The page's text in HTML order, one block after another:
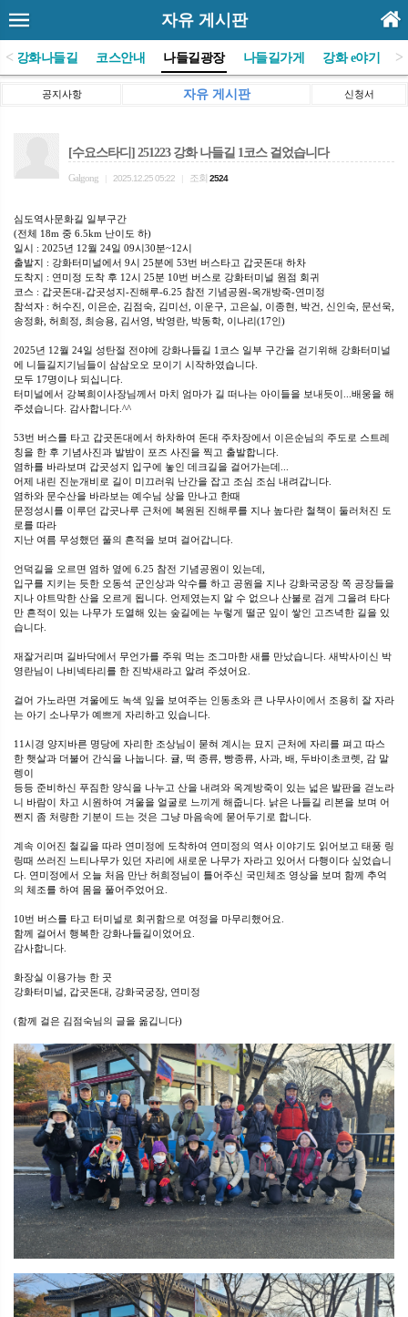
자유 게시판
<)강화나들길 코스안내 나들길광장 나들길가게 강화 e야기 >
공지사항 자유 게시판 신청서
[수요스타디] 251223 강화 나들길 1코스 걸었습니다
Galgong 2025.12.25 05:22 조회 2524
심도역사문화길 일부구간
(전체 18m 중 6.5km 난이도 하)
일시 : 2025년 12월 24일 09시30분~12시
출발지 : 강화터미널에서 9시 25분에 53번 버스타고 갑곳돈대 하차
도착지 : 연미정 도착 후 12시 25분 10번 버스로 강화터미널 원점 회귀
코스 : 갑곳돈대-갑곳성지-진해루-6.25 참전 기념공원-옥개방죽-연미정
참석자 : 허수진, 이은순, 김점숙, 김미선, 이운구, 고은실, 이종현, 박건, 신인숙, 문선욱,
송정화, 허희정, 최승용, 김서영, 박영란, 박동학, 이나리(17인)
2025년 12월 24일 성탄절 전야에 강화나들길 1코스 일부 구간을 걷기위해 강화터미널
에 니들길지기님들이 삼삼오오 모이기 시작하였습니다.
모두 17명이나 되십니다.
터미널에서 강복희이사장님께서 마치 엄마가 길 떠나는 아이들을 보내듯이...배웅을 해
주셨습니다. 감사합니다.^^
53번 버스를 타고 갑곳돈대에서 하차하여 돈대 주차장에서 이은순님의 주도로 스트레
칭을 한 후 기념사진과 발밤이 포즈 사진을 찍고 출발합니다.
염하를 바라보며 갑곳성지 입구에 놓인 데크길을 걸어가는데...
어제 내린 진눈개비로 길이 미끄러워 난간을 잡고 조심 조심 내려갑니다.
염하와 문수산을 바라보는 예수님 상을 만나고 한때
문정성시를 이루던 갑곳나루 근처에 복원된 진해루를 지나 높다란 철책이 둘러처진 도
로를 따라
지난 여름 무성했던 풀의 흔적을 보며 걸어갑니다.
언덕길을 오르면 염하 옆에 6.25 참전 기념공원이 있는데,
입구를 지키는 듯한 오동석 군인상과 악수를 하고 공원을 지나 강화국궁장 쪽 공장들을
지나 야트막한 산을 오르게 됩니다. 언제였는지 알 수 없으나 산불로 검게 그을려 타다
만 흔적이 있는 나무가 도열해 있는 숲길에는 누렇게 떨군 잎이 쌓인 고즈녁한 길을 있
습니다.
재잘거리며 길바닥에서 무언가를 주워 먹는 조그마한 새를 만났습니다. 새박사이신 박
영란님이 나비넥타리를 한 진박새라고 알려 주셨어요.
걸어 가노라면 겨울에도 녹색 잎을 보여주는 인동초와 큰 나무사이에서 조용히 잘 자라
는 아기 소나무가 예쁘게 자리하고 있습니다.
11시경 양지바른 명당에 자리한 조상님이 묻혀 계시는 묘지 근처에 자리를 펴고 따스
한 햇살과 더불어 간식을 나눕니다. 귤, 떡 종류, 빵종류, 사과, 배, 두바이초코렛, 감 말
렝이
등등 준비하신 푸짐한 양식을 나누고 산을 내려와 옥계방죽이 있는 넓은 발판을 걷노라
니 바람이 차고 시원하여 겨울을 얼굴로 느끼게 해줍니다. 낡은 나들길 리본을 보며 어
쩐지 좀 처량한 기분이 드는 것은 그냥 마음속에 묻어두기로 합니다.
계속 이어진 철길을 따라 연미정에 도착하여 연미정의 역사 이야기도 읽어보고 태풍 링
링때 쓰러진 느티나무가 있던 자리에 새로운 나무가 자라고 있어서 다행이다 싶었습니
다. 연미정에서 오늘 처음 만난 허희정님이 틀어주신 국민체조 영상을 보며 함께 추억
의 체조를 하여 몸을 풀어주었어요.
10번 버스를 타고 터미널로 회귀함으로 여정을 마무리했어요.
함께 걸어서 행복한 강화나들길이었어요.
감사합니다.
화장실 이용가능 한 곳
강화터미널, 갑곳돈대, 강화국궁장, 연미정
(함께 걸은 김점숙님의 글을 옮깁니다)